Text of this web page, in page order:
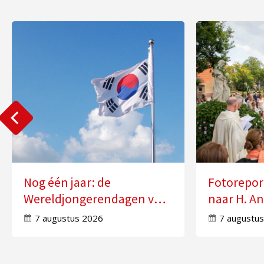
Nog één jaar: de
Wereldjongerendagen van
2027 in Seoul
7 augustus 2026
naar H.
7